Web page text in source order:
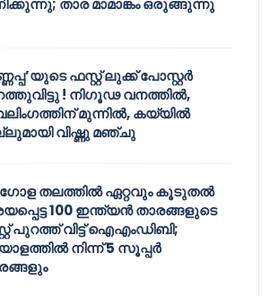
ഫസ്റ്റ് ലുക്ക് പോസ്റ്റർ
! നിഗൂഢ വനത്തിൽ,
മുന്നിൽ, കയ്യിൽ
വിഷ്ണു മഞ്ചു
തലത്തിൽ ഏറ്റവും കൂടുതൽ
100 ഇന്ത്യൻ താരങ്ങളുടെ
പുറത്ത് വിട്ട് ഐഎംഡിബി;
നിന്ന് 5 സൂപ്പർ